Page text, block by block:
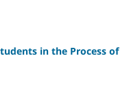
in the Process of